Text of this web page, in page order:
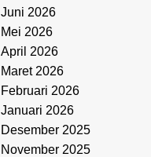
Juni 2026
Mei 2026
April 2026
Maret 2026
Februari 2026
Januari 2026
Desember 2025
November 2025